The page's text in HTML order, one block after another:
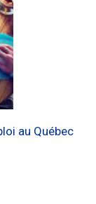
au Québec